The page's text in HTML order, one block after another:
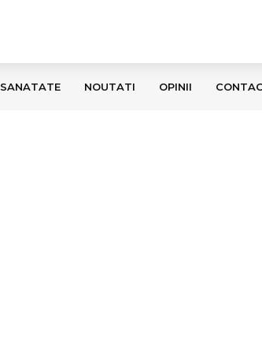
SANATATE NOUTATI OPINII